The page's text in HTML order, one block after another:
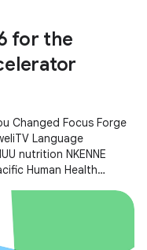
for the
Changed Focus Forge
Language
nutrition NKENNE
Human Health